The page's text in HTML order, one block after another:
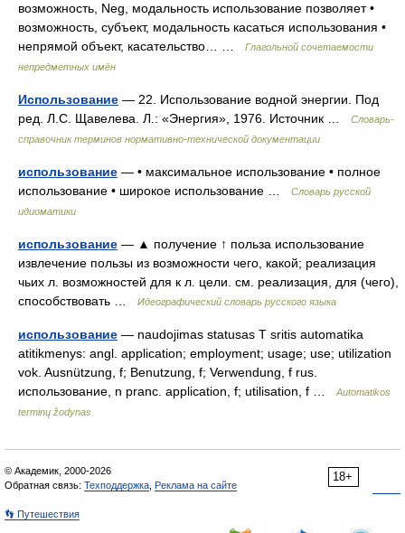
возможность, Neg, модальность использование позволяет •
возможность, субъект, модальность касаться использования •
непрямой объект, касательство… …
Глагольной сочетаемости
непредметных имён
Использование — 22. Использование водной энергии. Под
ред. Л.С. Щавелева. Л.: «Энергия», 1976. Источник …
Словарь-
справочник терминов нормативно-технической документации
использование — • максимальное использование • полное
использование • широкое использование …
Словарь русской
идиоматики
использование — ▲ получение ↑ польза использование
извлечение пользы из возможности чего, какой; реализация
чьих л. возможностей для к л. цели. см. реализация, для (чего),
способствовать …
Идеографический словарь русского языка
использование — naudojimas statusas T sritis automatika
atitikmenys: angl. application; employment; usage; use; utilization
vok. Ausnützung, f; Benutzung, f; Verwendung, f rus.
использование, n pranc. application, f; utilisation, f …
Automatikos
terminų žodynas
18+
© Академик, 2000-2026
Обратная связь: Техподдержка Реклама на сайте
👣 Путешествия